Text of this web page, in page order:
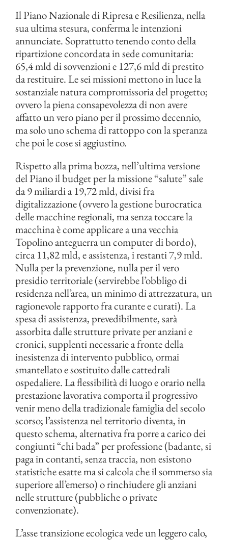
Il Piano Nazionale di Ripresa e Resilienza, nella
sua ultima stesura, conferma le intenzioni
annunciate. Soprattutto tenendo conto della
ripartizione concordata in sede comunitaria:
65,4 mld di sovvenzioni e 127,6 mld di prestito
da restituire. Le sei missioni mettono in luce la
sostanziale natura compromissoria del progetto;
ovvero la piena consapevolezza di non avere
affatto un vero piano per il prossimo decennio,
ma solo uno schema di rattoppo con la speranza
che poi le cose si aggiustino.
Rispetto alla prima bozza, nell’ultima versione
del Piano il budget per la missione “salute” sale
da 9 miliardi a 19,72 mld, divisi fra
digitalizzazione (ovvero la gestione burocratica
delle macchine regionali, ma senza toccare la
macchina è come applicare a una vecchia
Topolino anteguerra un computer di bordo),
circa 11,82 mld, e assistenza, i restanti 7,9 mld.
Nulla per la prevenzione, nulla per il vero
presidio territoriale (servirebbe l’obbligo di
residenza nell’area, un minimo di attrezzatura, un
ragionevole rapporto fra curante e curati). La
spesa di assistenza, prevedibilmente, sarà
assorbita dalle strutture private per anziani e
cronici, supplenti necessarie a fronte della
inesistenza di intervento pubblico, ormai
smantellato e sostituito dalle cattedrali
ospedaliere. La flessibilità di luogo e orario nella
prestazione lavorativa comporta il progressivo
venir meno della tradizionale famiglia del secolo
scorso; l’assistenza nel territorio diventa, in
questo schema, alternativa fra porre a carico dei
congiunti “chi bada” per professione (badante, si
paga in contanti, senza traccia, non esistono
statistiche esatte ma si calcola che il sommerso sia
superiore all’emerso) o rinchiudere gli anziani
nelle strutture (pubbliche o private
convenzionate).
L’asse transizione ecologica vede un leggero calo,